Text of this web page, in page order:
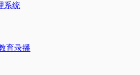
系统
育录播